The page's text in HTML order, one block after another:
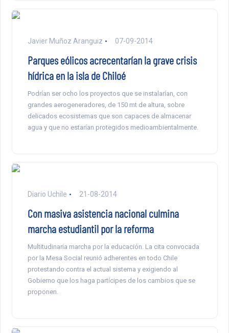
Javier Muñoz Aranguiz 07-09-2014
Parques eólicos acrecentarían la grave crisis
hídrica en la isla de Chiloé
Podrían ser ocho los proyectos que se instalarían, con
grandes aerogeneradores, de 150 mt de altura, sobre
delicados ecosistemas que son capaces de almacenar
agua y que no estarían protegidos medioambientalmente.
Diario Uchile 21-08-2014
Con masiva asistencia nacional culmina
marcha estudiantil por la reforma
Multitudinaria marcha por la educación. La cita convocada
por la Mesa Social reunió adherentes en todo Chile
protestando contra el actual sistema y exigiendo al
Gobierno que los haga partícipes de los cambios que se
proponen.